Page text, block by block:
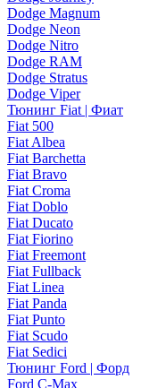
Dodge Magnum
Dodge Neon
Dodge Nitro
Dodge RAM
Dodge Stratus
Dodge Viper
Тюнинг Fiat | Фиат
Fiat 500
Fiat Albea
Fiat Barchetta
Fiat Bravo
Fiat Croma
Fiat Doblo
Fiat Ducato
Fiat Fiorino
Fiat Freemont
Fiat Fullback
Fiat Linea
Fiat Panda
Fiat Punto
Fiat Scudo
Fiat Sedici
Тюнинг Ford | Форд
Ford C-Max